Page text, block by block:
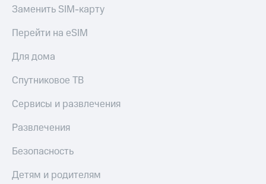
Реквизиты
развитие
На главную
Заменить SIM-карту
Перейти на eSIM
Для дома
Спутниковое ТВ
Сервисы и развлечения
Развлечения
Безопасность
Детям и родителям